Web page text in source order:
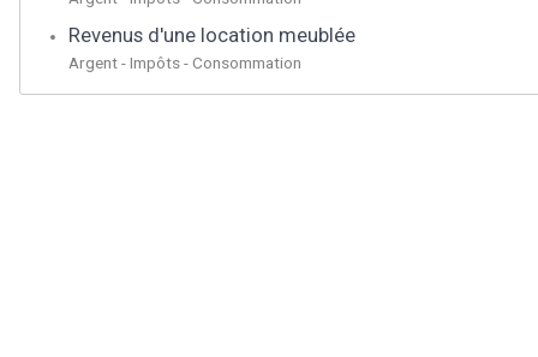
Revenus d'une location meublée
Argent - Impôts - Consommation